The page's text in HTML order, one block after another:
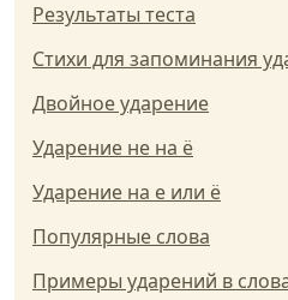
Результаты теста
Стихи для запоминания
Двойное ударение
Ударение не на ё
Ударение на е или ё
Популярные слова
Примеры ударений в